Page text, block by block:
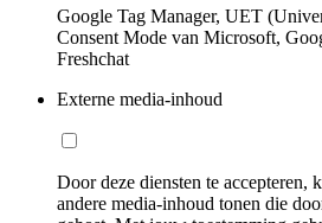
Google Tag Manager, UET
Consent Mode van Microsoft,
Freshchat
Externe media-inhoud
Door deze diensten te accepteren,
andere media-inhoud tonen die